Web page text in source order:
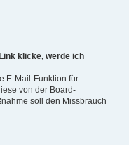
klicke, werde ich
E-Mail-Funktion für
von der Board-
soll den Missbrauch